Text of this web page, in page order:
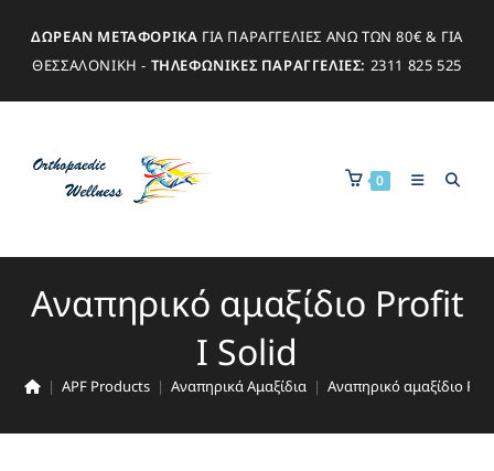
ΔΩΡΕΑΝ ΜΕΤΑΦΟΡΙΚΑ ΓΙΑ ΠΑΡΑΓΓΕΛΙΕΣ ΑΝΩ ΤΩΝ 80€ & ΓΙΑ
ΘΕΣΣΑΛΟΝΙΚΗ - ΤΗΛΕΦΩΝΙΚΕΣ ΠΑΡΑΓΓΕΛΙΕΣ: 2311 825 525
0
Αναπηρικό αμαξίδιο Profit
I Solid
| APF Products | Αναπηρικά Αμαξίδια | Αναπηρικό αμαξίδιο